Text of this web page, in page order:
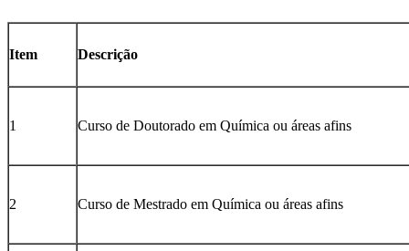
Item Descrição
1 Curso de Doutorado em Química ou áreas afins
2 Curso de Mestrado em Química ou áreas afins